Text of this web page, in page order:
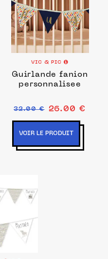
VIC & PIC
Guirlande fanion
personnalisee
32.00 € 26.00 €
VOIR LE PRODUIT